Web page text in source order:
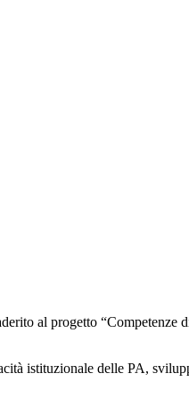
al progetto “Competenze
istituzionale delle PA,